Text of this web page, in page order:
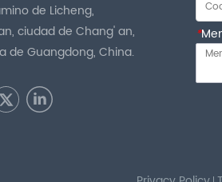
de Licheng,
ciudad de Chang' an,
de Guangdong, China.
*